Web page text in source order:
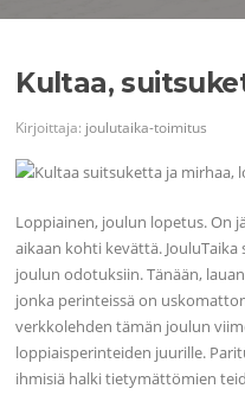
Kultaa,
Kirjoittaja: joulutaika-toimitus
Loppiainen, joulun lopetus. On
aikaan kohti kevättä.
joulun odotuksiin. Tänään,
jonka perinteissä on
verkkolehden tämän joulun
loppiaisperinteiden juurille.
ihmisiä halki tietymättömien